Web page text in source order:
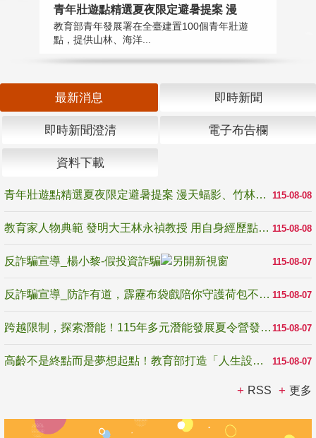
青年壯遊點精選夏夜限定避暑提案 漫
教育部青年發展署在全臺建置100個青年壯遊
點，提供山林、海洋...
最新消息 即時新聞
即時新聞澄清 電子布告欄
資料下載
115-08-08
青年壯遊點精選夏夜限定避暑提案 漫天蝠影、竹林尋蛙、茶香夜觀 邀青年暮色出發
115-08-08
教育家人物典範 發明大王林永禎教授 用自身經歷點亮學生的路
115-08-07
反詐騙宣導_楊小黎-假投資詐騙
115-08-07
反詐騙宣導_防詐有道，霹靂布袋戲陪你守護荷包不受騙
115-08-07
跨越限制，探索潛能！115年多元潛能發展夏令營發掘生命無限可能
115-08-07
高齡不是終點而是夢想起點！教育部打造「人生設計夢工場」 參展第3屆高齡健康產業博覽會
RSS 更多